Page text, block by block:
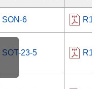
SON-6
SOT-23-5